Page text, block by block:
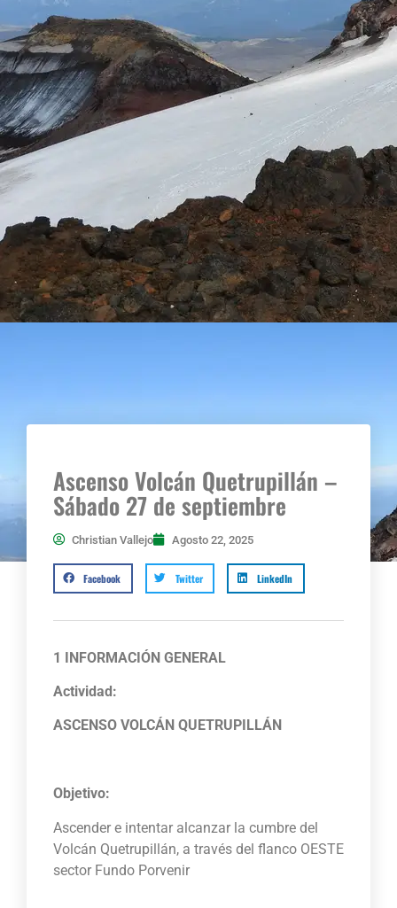
Ascenso Volcán Quetrupillán –
Sábado 27 de septiembre
Christian Vallejo Agosto 22, 2025
Facebook Twitter LinkedIn
1 INFORMACIÓN GENERAL
Actividad:
ASCENSO VOLCÁN QUETRUPILLÁN
Objetivo:
Ascender e intentar alcanzar la cumbre del
Volcán Quetrupillán, a través del flanco OESTE
sector Fundo Porvenir